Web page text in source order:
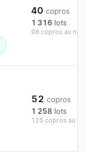
40 copros
1 316 lots
98 copros au
52 copros
1 258 lots
125 copros au